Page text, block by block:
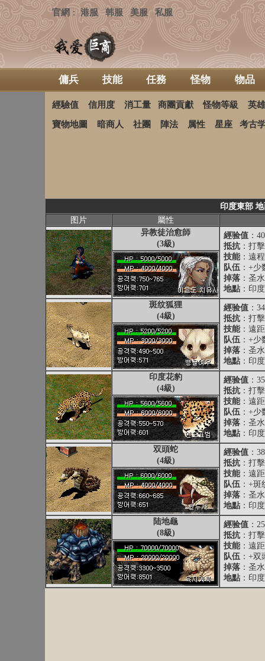
官網 ：港服 韩服 美服 私服
傭兵 技能 任務 怪物 物品
經驗值 信用度 消工量 商團貢獻 怪物等級 英
寶物地圖 暗商人 社團 陣法 属性 星座 考古
印度東部
图片
屬性
异教徒治愈師
(3級)
經验值 ：
抵抗 ：打
技能：遠
队伍 ：+
掉落 ：圣
地點 ：印
斑纹狐狸
(4級)
經验值 ：
抵抗 ：打
技能：遠
队伍 ：+
掉落 ：圣
地點 ：印
印度花豹
(4級)
經验值 ：
抵抗 ：打
技能：遠
队伍 ：+
掉落 ：圣
地點 ：印
双頭蛇
(4級)
經验值 ：
抵抗 ：打
技能：遠
队伍 ：+
掉落 ：圣
地點 ：印
陆地龜
(8級)
經验值 ：
抵抗 ：打
技能：遠
队伍 ：+
掉落 ：圣
地點 ：印